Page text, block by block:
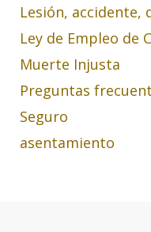
Lesión, accidente,
Ley de Empleo de
Muerte Injusta
Preguntas
Seguro
asentamiento